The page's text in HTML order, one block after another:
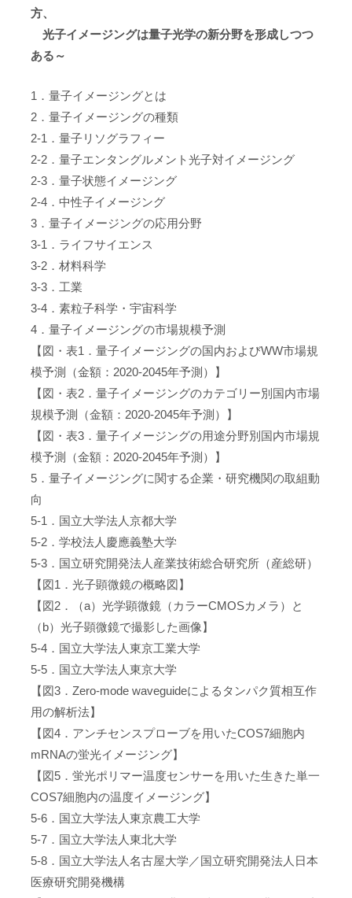
方、
光子イメージングは量子光学の新分野を形成しつつ
ある～
1．量子イメージングとは
2．量子イメージングの種類
2-1．量子リソグラフィー
2-2．量子エンタングルメント光子対イメージング
2-3．量子状態イメージング
2-4．中性子イメージング
3．量子イメージングの応用分野
3-1．ライフサイエンス
3-2．材料科学
3-3．工業
3-4．素粒子科学・宇宙科学
4．量子イメージングの市場規模予測
【図・表1．量子イメージングの国内およびWW市場規
模予測（金額：2020-2045年予測）】
【図・表2．量子イメージングのカテゴリー別国内市場
規模予測（金額：2020-2045年予測）】
【図・表3．量子イメージングの用途分野別国内市場規
模予測（金額：2020-2045年予測）】
5．量子イメージングに関する企業・研究機関の取組動
向
5-1．国立大学法人京都大学
5-2．学校法人慶應義塾大学
5-3．国立研究開発法人産業技術総合研究所（産総研）
【図1．光子顕微鏡の概略図】
【図2．（a）光学顕微鏡（カラーCMOSカメラ）と
（b）光子顕微鏡で撮影した画像】
5-4．国立大学法人東京工業大学
5-5．国立大学法人東京大学
【図3．Zero-mode waveguideによるタンパク質相互作
用の解析法】
【図4．アンチセンスプローブを用いたCOS7細胞内
mRNAの蛍光イメージング】
【図5．蛍光ポリマー温度センサーを用いた生きた単一
COS7細胞内の温度イメージング】
5-6．国立大学法人東京農工大学
5-7．国立大学法人東北大学
5-8．国立大学法人名古屋大学／国立研究開発法人日本
医療研究開発機構